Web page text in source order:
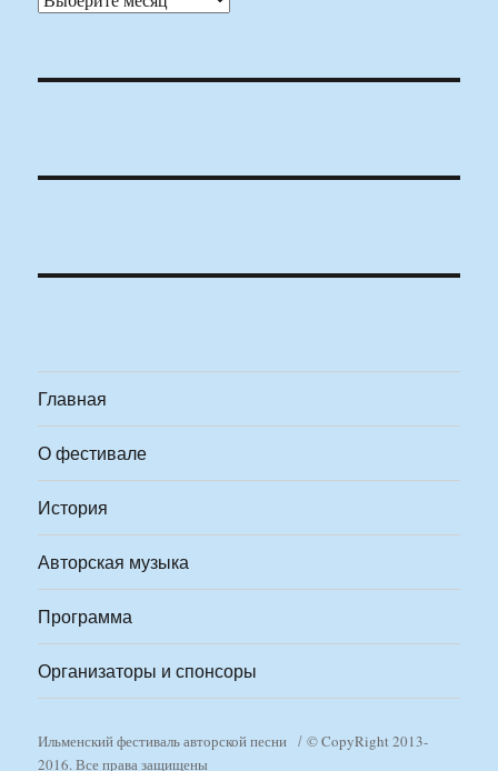
Главная
О фестивале
История
Авторская музыка
Программа
Организаторы и спонсоры
Ильменский фестиваль авторской песни
© CopyRight 2013-
2016. Все права защищены